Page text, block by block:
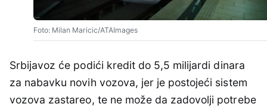
Foto: Milan Maricic/ATAImages
Srbijavoz će podići kredit do 5,5 milijardi dinara
za nabavku novih vozova, jer je postojeći sistem
vozova zastareo, te ne može da zadovolji potrebe